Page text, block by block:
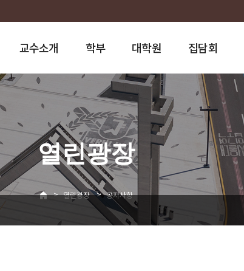
교수소개 학부 대학원 집담회
열린광장
> 열린광장 > 공지사항